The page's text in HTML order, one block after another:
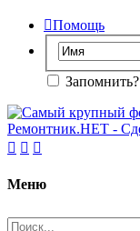
Помощь
Запомнить?
  
Меню